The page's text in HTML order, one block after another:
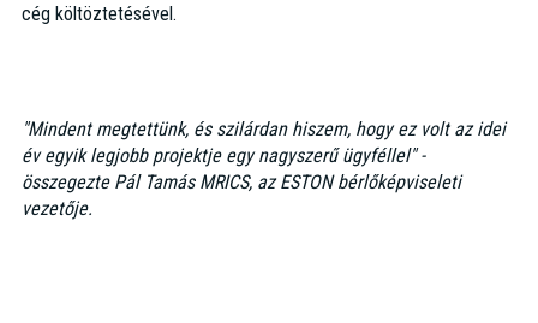
cég költöztetésével.
"Mindent megtettünk, és szilárdan hiszem, hogy ez volt az idei
év egyik legjobb projektje egy nagyszerű ügyféllel" -
összegezte Pál Tamás MRICS, az ESTON bérlőképviseleti
vezetője.